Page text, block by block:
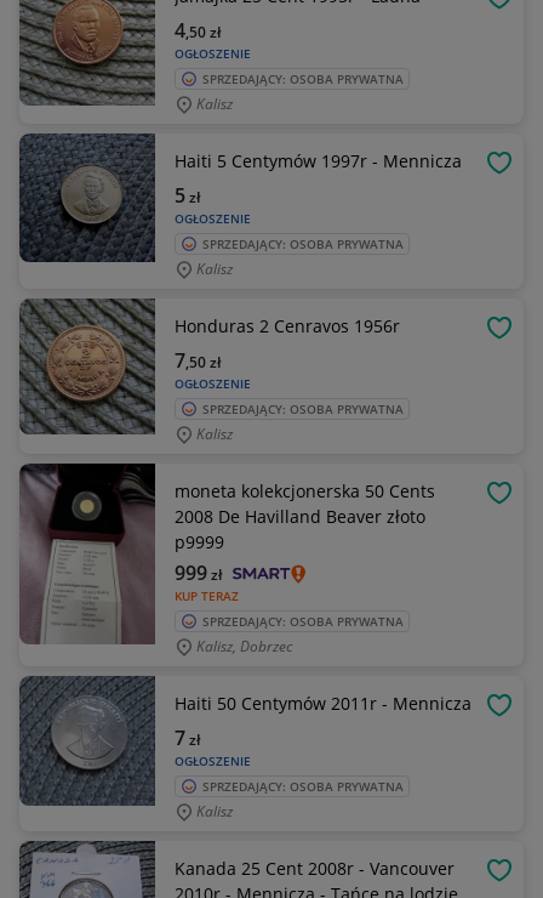
OGŁOSZENIE
4,50zł
SPRZEDAJĄCY: OSOBA PRYWATNA
Kalisz
Haiti 5 Centymów 1997r - Mennicza
OGŁOSZENIE
5zł
SPRZEDAJĄCY: OSOBA PRYWATNA
Kalisz
Honduras 2 Cenravos 1956r
OGŁOSZENIE
7,50zł
SPRZEDAJĄCY: OSOBA PRYWATNA
Kalisz
moneta kolekcjonerska 50 Cents
2008 De Havilland Beaver złoto
p9999
KUP TERAZ
999zł
SPRZEDAJĄCY: OSOBA PRYWATNA
Kalisz, Dobrzec
Haiti 50 Centymów 2011r - Mennicza
OGŁOSZENIE
7zł
SPRZEDAJĄCY: OSOBA PRYWATNA
Kalisz
Kanada 25 Cent 2008r - Vancouver